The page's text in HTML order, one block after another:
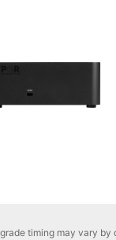
timing may vary by